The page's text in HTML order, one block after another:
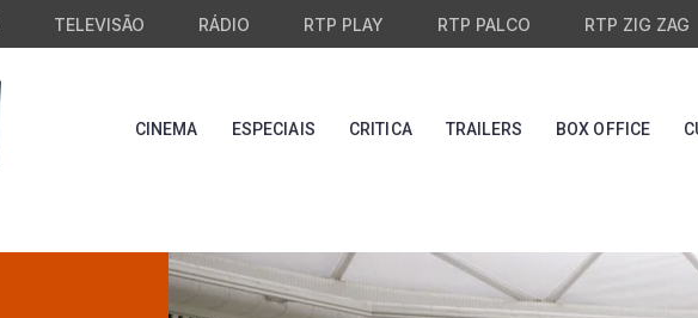
TELEVISÃO RÁDIO RTP PLAY RTP PALCO RTP ZIG ZAG
CINEMA ESPECIAIS CRITICA TRAILERS BOX OFFICE